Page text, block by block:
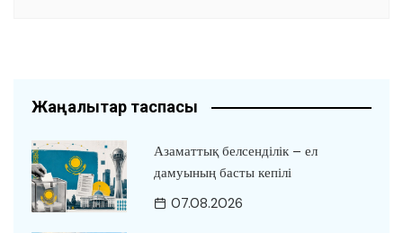
Жаңалықтар таспасы
Азаматтық белсенділік – ел
дамуының басты кепілі
07.08.2026